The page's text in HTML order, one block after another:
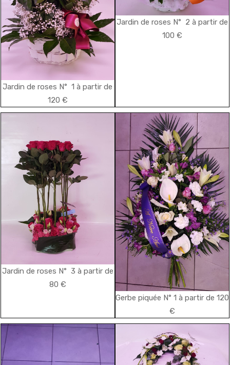
Jardin de roses N° 1 à partir de
120 €
Jardin de roses N° 2 à partir de
100 €
Jardin de roses N° 3 à partir de
80 €
Gerbe piquée N° 1 à partir de 120
€